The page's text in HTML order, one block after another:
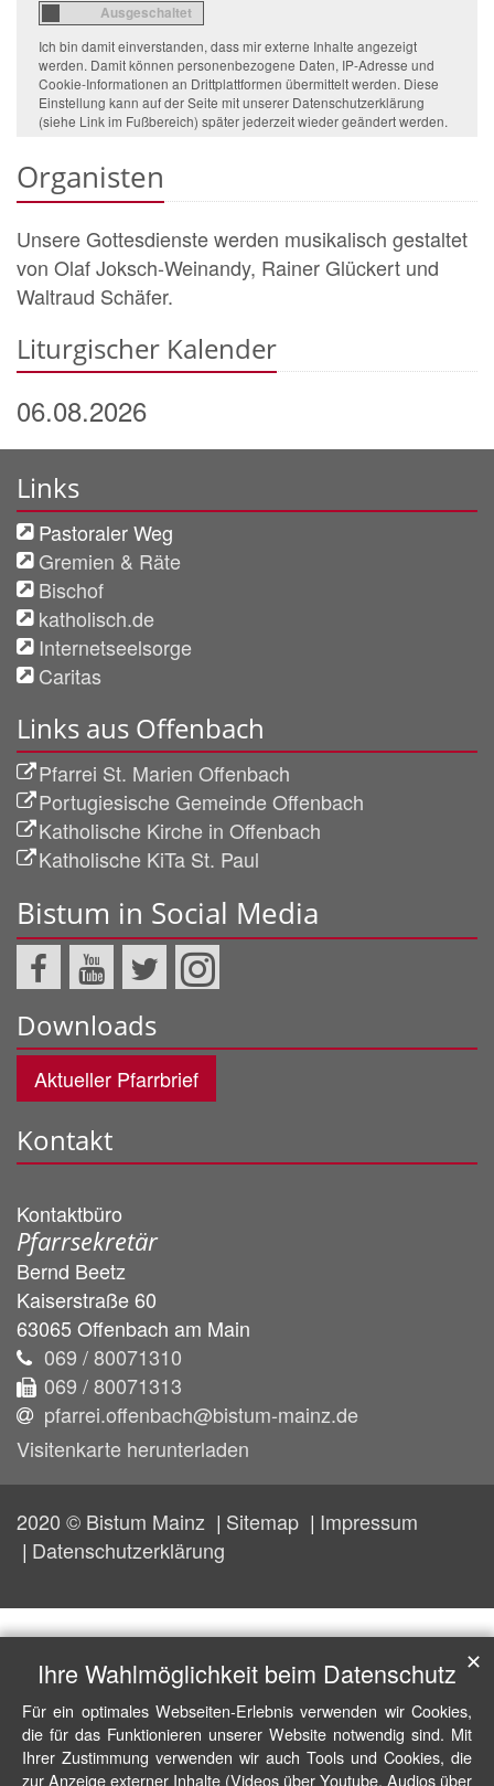
Ich bin damit einverstanden, dass mir externe Inhalte angezeigt
werden. Damit können personenbezogene Daten, IP-Adresse und
Cookie-Informationen an Drittplattformen übermittelt werden. Diese
Einstellung kann auf der Seite mit unserer Datenschutzerklärung
(siehe Link im Fußbereich) später jederzeit wieder geändert werden.
Organisten
Unsere Gottesdienste werden musikalisch gestaltet
von Olaf Joksch-Weinandy, Rainer Glückert und
Waltraud Schäfer.
Liturgischer Kalender
06.08.2026
Links
Pastoraler Weg
Gremien & Räte
Bischof
katholisch.de
Internetseelsorge
Caritas
Links aus Offenbach
Pfarrei St. Marien Offenbach
Portugiesische Gemeinde Offenbach
Katholische Kirche in Offenbach
Katholische KiTa St. Paul
Bistum in Social Media
Downloads
Aktueller Pfarrbrief
Kontakt
Kontaktbüro
Pfarrsekretär
Bernd Beetz
Kaiserstraße 60
63065Offenbach am Main
069 / 80071310
069 / 80071313
pfarrei.offenbach@bistum-mainz.de
Visitenkarte herunterladen
2020 © Bistum Mainz Sitemap
Impressum
Datenschutzerklärung
Ihre Wahlmöglichkeit beim Datenschutz
Für ein optimales Webseiten-Erlebnis verwenden wir Cookies,
die für das Funktionieren unserer Website notwendig sind. Mit
Ihrer Zustimmung verwenden wir auch Tools und Cookies, die
zur Anzeige externer Inhalte (Videos über Youtube, Audios über
✕